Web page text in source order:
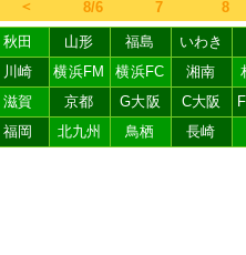
＜ 8/6 7 8
秋田 山形 福島
いわき
川崎 横浜FM 横浜FC 湘南
滋賀 京都 G大阪 C大阪
福岡 北九州 鳥栖 長崎